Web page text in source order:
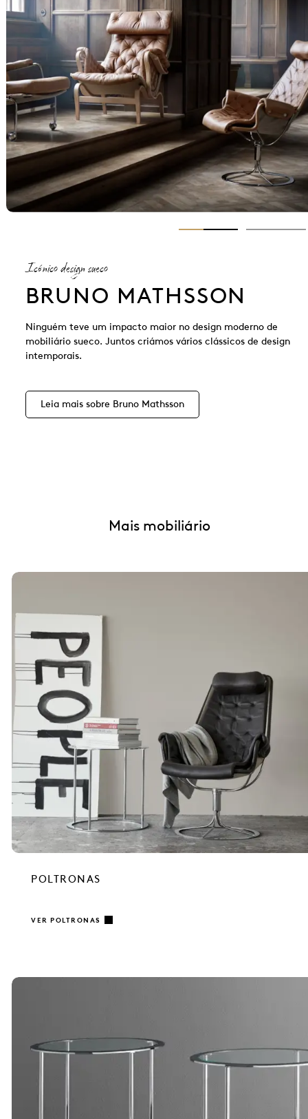
Icónico design sueco
BRUNO MATHSSON
Ninguém teve um impacto maior no design moderno de
mobiliário sueco. Juntos criámos vários clássicos de design
intemporais.
Leia mais sobre Bruno Mathsson
Mais mobiliário
POLTRONAS
VER POLTRONAS